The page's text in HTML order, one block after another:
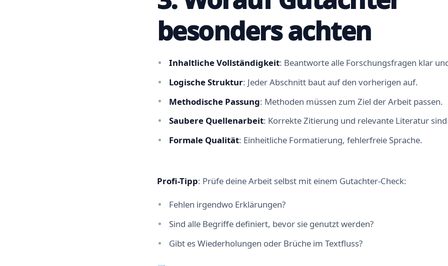
besonders achten
Inhaltliche Vollständigkeit: Beantworte alle Forschungsfragen klar
Logische Struktur: Jeder Abschnitt baut auf den vorherigen auf.
Methodische Passung: Methoden müssen zum Ziel der Arbeit passen.
Saubere Quellenarbeit: Korrekte Zitierung und relevante Literatur
Formale Qualität: Einheitliche Formatierung, fehlerfreie Sprache.
Profi-Tipp: Prüfe deine Arbeit selbst mit einem Gutachter-Check:
Fehlen irgendwo Erklärungen?
Sind alle Begriffe definiert, bevor sie genutzt werden?
Gibt es Wiederholungen oder Brüche im Textfluss?